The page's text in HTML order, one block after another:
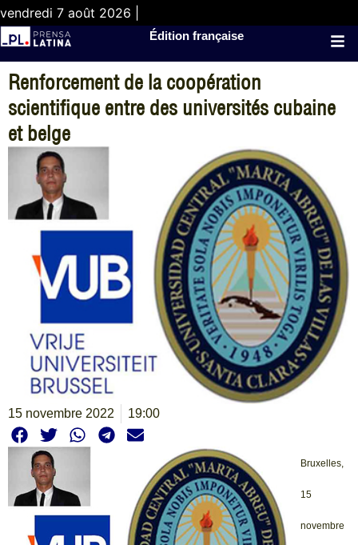
vendredi 7 août 2026 |
Édition française
Renforcement de la coopération
scientifique entre des universités cubaine
et belge
15 novembre 2022 19:00
Bruxelles,
15
novembre